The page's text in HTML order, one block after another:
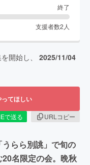
終了
支援者数2 人
開始し、 2025/11/04
てほしい
で送る
URLコピー
らら別誂」で旬の
名限定の会。晩秋